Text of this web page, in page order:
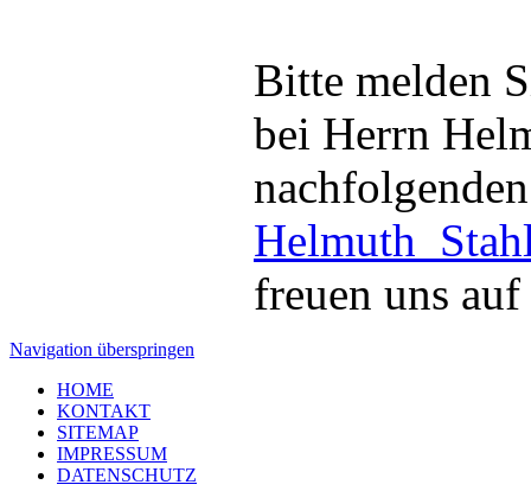
Bitte melden
bei Herrn
freuen uns
Navigation überspringen
HOME
KONTAKT
SITEMAP
IMPRESSUM
DATENSCHUTZ